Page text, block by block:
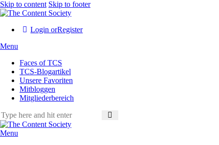
Skip to content Skip to footer
Login orRegister
Menu
Faces of TCS
TCS-Blogartikel
Unsere Favoriten
Mitbloggen
Mitgliederbereich
Menu